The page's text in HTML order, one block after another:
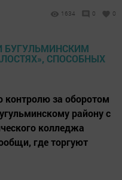
1634 0 0
контролю за оборотом
району с
колледжа
где торгуют